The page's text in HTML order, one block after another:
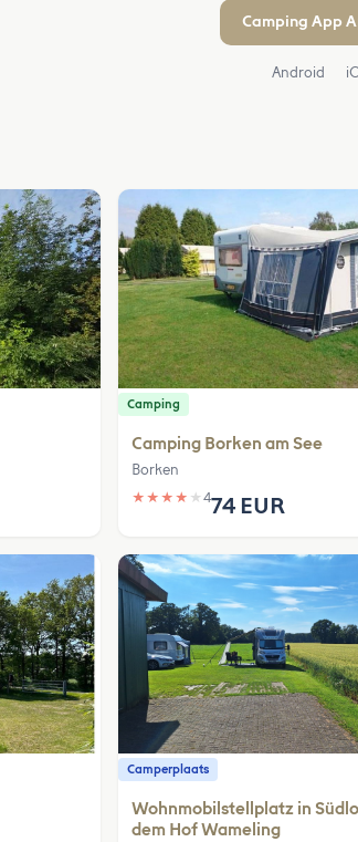
Camping App
Android
Camping
Camping Borken am See
Borken
★ ★ ★ ★ ★474 EUR
Camperplaats
Wohnmobilstellplatz in
dem Hof Wameling